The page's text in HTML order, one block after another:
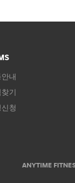
내
기
청
ANYTIME